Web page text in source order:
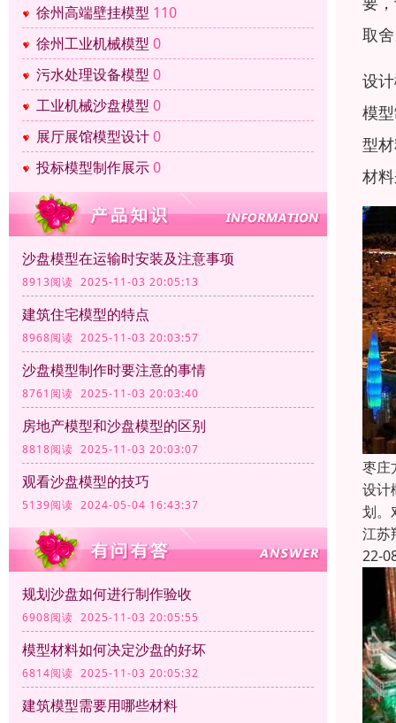
徐州高端壁挂模型 110
徐州工业机械模型 0
污水处理设备模型 0
工业机械沙盘模型 0
展厅展馆模型设计0
投标模型制作展示0
沙盘模型在运输时安装及注意事项
8913阅读 2025-11-03 20:05:13
建筑住宅模型的特点
8968阅读 2025-11-03 20:03:57
沙盘模型制作时要注意的事情
8761阅读 2025-11-03 20:03:40
房地产模型和沙盘模型的区别
8818阅读 2025-11-03 20:03:07
观看沙盘模型的技巧
5139阅读 2024-05-04 16:43:37
规划沙盘如何进行制作验收
6908阅读 2025-11-03 20:05:55
模型材料如何决定沙盘的好坏
6814阅读 2025-11-03 20:05:32
建筑模型需要用哪些材料
取
设
模
型
材
枣庄
设计
划。
江苏
22-